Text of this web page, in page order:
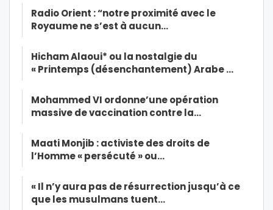
Radio Orient : “notre proximité avec le
Royaume ne s’est à aucun…
Hicham Alaoui* ou la nostalgie du
« Printemps (désenchantement) Arabe …
Mohammed VI ordonne’une opération
massive de vaccination contre la…
Maati Monjib : activiste des droits de
l’Homme « persécuté » ou…
« Il n’y aura pas de résurrection jusqu’à ce
que les musulmans tuent…